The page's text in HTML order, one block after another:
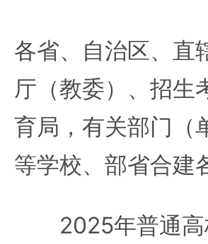
各省、自治区、直
厅（教委）、招生
育局，有关部门（
等学校、部省合建
2025年普通高